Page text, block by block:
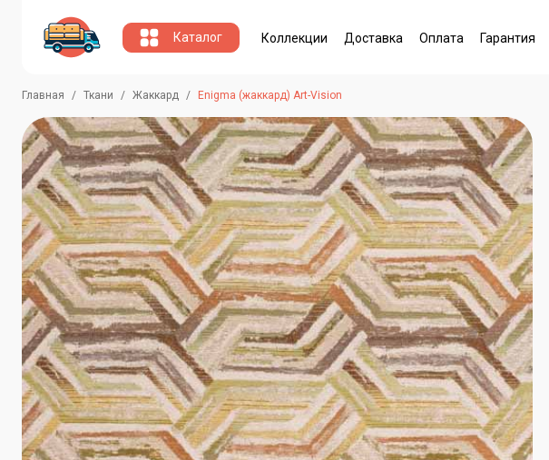
Каталог Коллекции Доставка Оплата Гарантия
Главная Ткани Жаккард Enigma (жаккард) Art-Vision